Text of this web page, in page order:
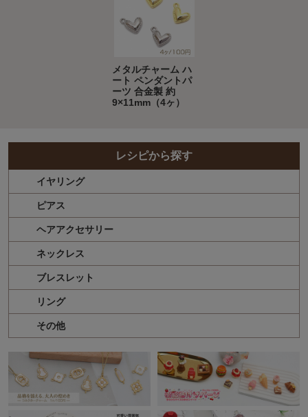
メタルチャーム ハ
ート ペンダントパ
ーツ 合金製 約
9×11mm（4ヶ）
レシピから探す
イヤリング
ピアス
ヘアアクセサリー
ネックレス
ブレスレット
リング
その他